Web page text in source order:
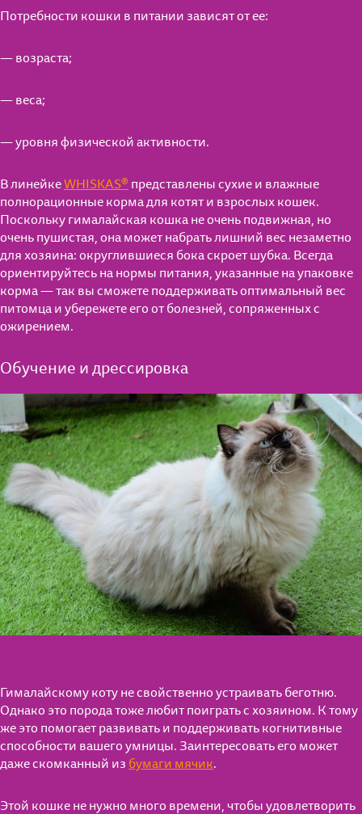
Потребности кошки в питании зависят от ее:
— возраста;
— веса;
— уровня физической активности.
В линейкеWHISKAS®представлены сухие и влажные
полнорационные корма для котят и взрослых кошек.
Поскольку гималайская кошка не очень подвижная, но
очень пушистая, она может набрать лишний вес незаметно
для хозяина: округлившиеся бока скроет шубка. Всегда
ориентируйтесь на нормы питания, указанные на упаковке
корма — так вы сможете поддерживать оптимальный вес
питомца и убережете его от болезней, сопряженных с
ожирением.
Обучение и дрессировка
Гималайскому коту не свойственно устраивать беготню.
Однако это порода тоже любит поиграть с хозяином. К тому
же это помогает развивать и поддерживать когнитивные
способности вашего умницы. Заинтересовать его может
даже скомканный избумаги мячик.
Этой кошке не нужно много времени, чтобы удовлетворить